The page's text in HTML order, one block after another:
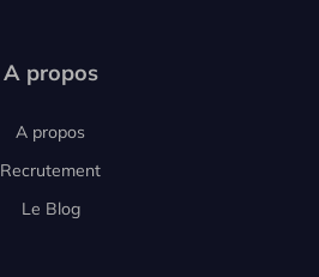
A propos
A propos
Recrutement
Le Blog